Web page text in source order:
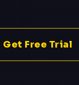
Get Free Trial